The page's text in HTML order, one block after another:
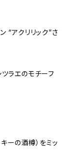
“アクリリック”さ
ラエのモチーフ
ーの酒樽）をミッ